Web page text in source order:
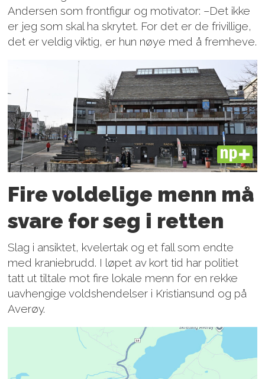
Andersen som frontfigur og motivator: –Det ikke
er jeg som skal ha skrytet. For det er de frivillige,
det er veldig viktig, er hun nøye med å fremheve.
PLUS
Fire voldelige menn må
svare for seg i retten
Slag i ansiktet, kvelertak og et fall som endte
med kraniebrudd. I løpet av kort tid har politiet
tatt ut tiltale mot fire lokale menn for en rekke
uavhengige voldshendelser i Kristiansund og på
Averøy.